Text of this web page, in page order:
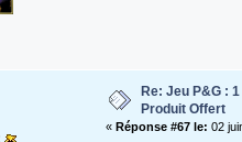
Re: Jeu P&G :
Produit Offert
« Réponse #67 le: 02